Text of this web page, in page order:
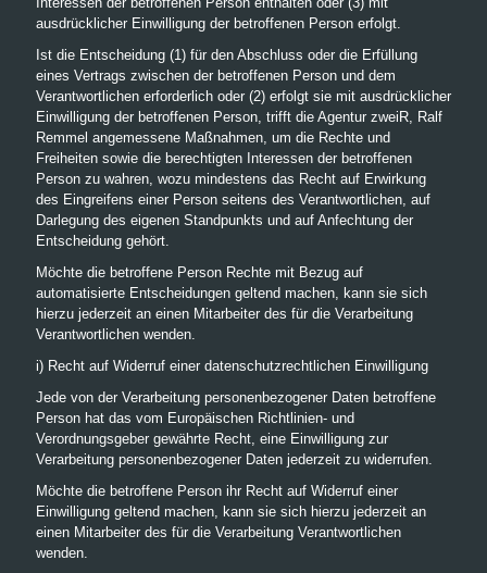
ausdrücklicher Einwilligung der betroffenen Person erfolgt.
Ist die Entscheidung (1) für den Abschluss oder die Erfüllung
eines Vertrags zwischen der betroffenen Person und dem
Verantwortlichen erforderlich oder (2) erfolgt sie mit ausdrücklicher
Einwilligung der betroffenen Person, trifft die Agentur zweiR, Ralf
Remmel angemessene Maßnahmen, um die Rechte und
Freiheiten sowie die berechtigten Interessen der betroffenen
Person zu wahren, wozu mindestens das Recht auf Erwirkung
des Eingreifens einer Person seitens des Verantwortlichen, auf
Darlegung des eigenen Standpunkts und auf Anfechtung der
Entscheidung gehört.
Möchte die betroffene Person Rechte mit Bezug auf
automatisierte Entscheidungen geltend machen, kann sie sich
hierzu jederzeit an einen Mitarbeiter des für die Verarbeitung
Verantwortlichen wenden.
i) Recht auf Widerruf einer datenschutzrechtlichen Einwilligung
Jede von der Verarbeitung personenbezogener Daten betroffene
Person hat das vom Europäischen Richtlinien- und
Verordnungsgeber gewährte Recht, eine Einwilligung zur
Verarbeitung personenbezogener Daten jederzeit zu widerrufen.
Möchte die betroffene Person ihr Recht auf Widerruf einer
Einwilligung geltend machen, kann sie sich hierzu jederzeit an
einen Mitarbeiter des für die Verarbeitung Verantwortlichen
wenden.